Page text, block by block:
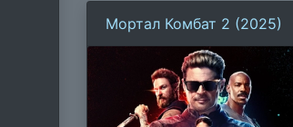
Мортал Комбат 2 (2025)